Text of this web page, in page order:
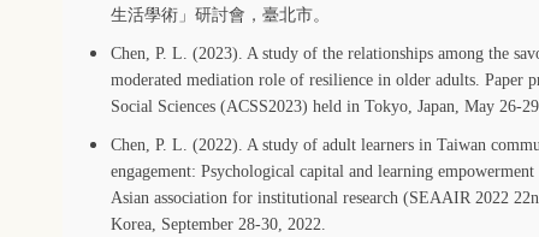
生活學術」研討會，臺北市。
Chen, P. L. (2023). A study of the relationships among the
moderated mediation role of resilience in older adults. Paper
Social Sciences (ACSS2023) held in Tokyo, Japan, May 26-
Chen, P. L. (2022). A study of adult learners in Taiwan
engagement: Psychological capital and learning empowerment
Asian association for institutional research (SEAAIR 2022
Korea, September 28-30, 2022.